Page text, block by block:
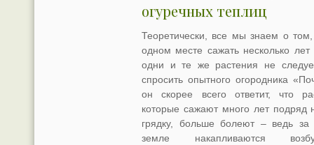
огуречных теплиц
Теоретически, все мы знаем о
одном месте сажать несколько лет
одни и те же растения не
спросить опытного огородника
он скорее всего ответит, что
которые сажают много лет подряд
грядку, больше болеют – ведь
земле накапливаются